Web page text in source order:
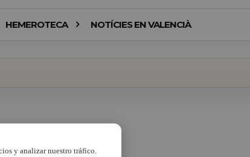
HEMEROTECA NOTÍCIES EN VALENCIÀ
y analizar nuestro tráfico.